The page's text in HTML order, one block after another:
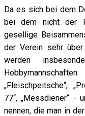
Da es sich bei dem
bei dem nicht der
gesellige
der Verein sehr über
werden
„Fleischpeitsche“,
77“, „Messdiener“ -
nennen, die man in